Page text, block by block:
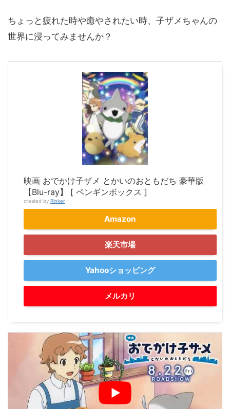
ちょっと疲れた時や癒やされたい時、子ザメちゃんの
世界に浸ってみませんか？
映画 おでかけ子ザメ とかいのおともだち 豪華版
【Blu-ray】 [ ペンギンボックス ]
created by Rinker
Amazon
楽天市場
Yahooショッピング
メルカリ